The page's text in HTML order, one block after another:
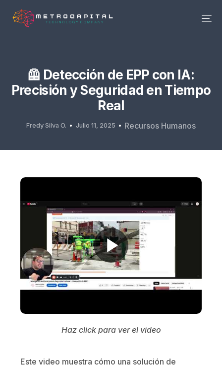
🦺 Detección de EPP con IA:
Precisión y Seguridad en Tiempo
Real
Fredy Silva O. Julio 11, 2025 Recursos Humanos
Haz click para ver el video
Este video muestra cómo una solución de